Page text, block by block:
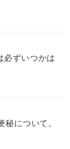
必ずいつかは
について。